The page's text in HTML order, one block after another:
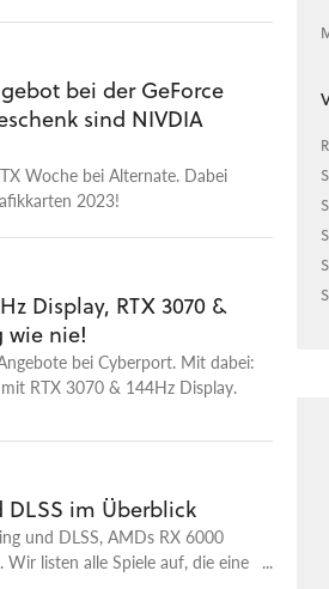
bei der GeForce
sind NIVDIA
Woche bei Alternate. Dabei
2023!
Display, RTX 3070 &
wie nie!
bei Cyberport. Mit dabei:
RTX 3070 & 144Hz Display.
im Überblick
und DLSS, AMDs RX 6000
listen alle Spiele auf, die eine